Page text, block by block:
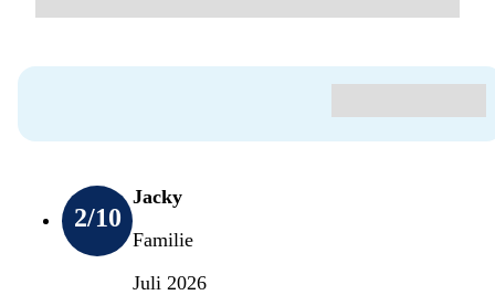
2/10
Jacky
Familie
Juli 2026